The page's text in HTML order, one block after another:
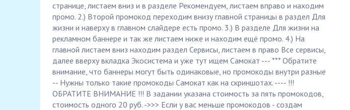
странице, листаем вниз и в разделе Рекомендуем, листаем вправо и находим
промо. 2.) Второй промокод переходим внизу главной страницы в раздел Для
жизни и наверху в главном слайдере есть промо. 3.) В разделе Для жизни на
рекламном баннере и так же листаем ниже и находим ещё промо. 4.) На
главной листаем вниз находим раздел Сервисы, листаем в право Все сервисы,
далее вверху вкладка Экосистема и уже тут ищем Самокат --- *** Обратите
внимание, что баннеры могут быть одинаковые, но промокоды внутри разные
-- Нужны только такие промокоды Самокат как на скриншотах. ---- !!!
ОБРАТИТЕ ВНИМАНИЕ !!! В задании указана стоимость за пять промокодов,
стоимость одного 20 руб. ->>> Если у вас меньше промокодов - создам